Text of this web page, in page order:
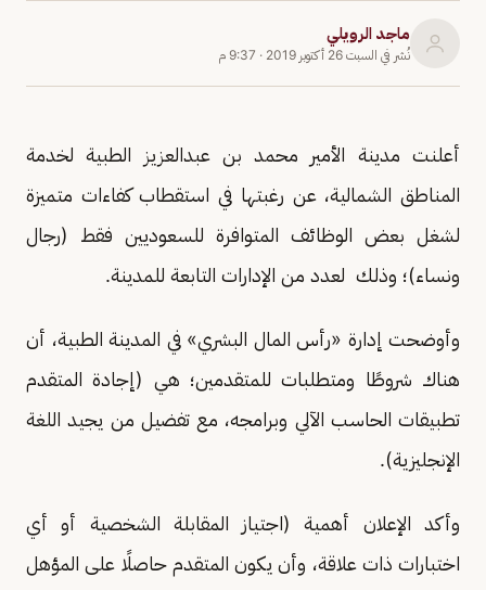
ماجد الرويلي
نُشر في السبت 26 أكتوبر 2019 · 9:37 م
أعلنت مدينة الأمير محمد بن عبدالعزيز الطبية لخدمة
المناطق الشمالية، عن رغبتها في استقطاب كفاءات متميزة
لشغل بعض الوظائف المتوافرة للسعوديين فقط (رجال
ونساء)؛ وذلك لعدد من الإدارات التابعة للمدينة.
وأوضحت إدارة «رأس المال البشري» في المدينة الطبية، أن
هناك شروطًا ومتطلبات للمتقدمين؛ هي (إجادة المتقدم
تطبيقات الحاسب الآلي وبرامجه، مع تفضيل من يجيد اللغة
الإنجليزية).
وأكد الإعلان أهمية (اجتياز المقابلة الشخصية أو أي
اختبارات ذات علاقة، وأن يكون المتقدم حاصلًا على المؤهل